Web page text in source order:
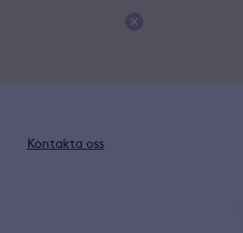
Kontakta oss